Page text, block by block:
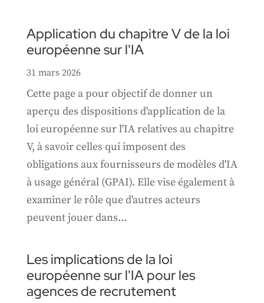
Application du chapitre V de la loi
européenne sur l'IA
31 mars 2026
Cette page a pour objectif de donner un
aperçu des dispositions d'application de la
loi européenne sur l'IA relatives au chapitre
V, à savoir celles qui imposent des
obligations aux fournisseurs de modèles d'IA
à usage général (GPAI). Elle vise également à
examiner le rôle que d'autres acteurs
peuvent jouer dans...
Les implications de la loi
européenne sur l'IA pour les
agences de recrutement